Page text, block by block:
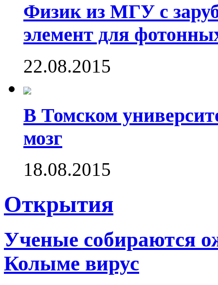
Физик из МГУ с
элемент для
22.08.2015
В Томском
мозг
18.08.2015
Открытия
Ученые собираются
Колыме вирус